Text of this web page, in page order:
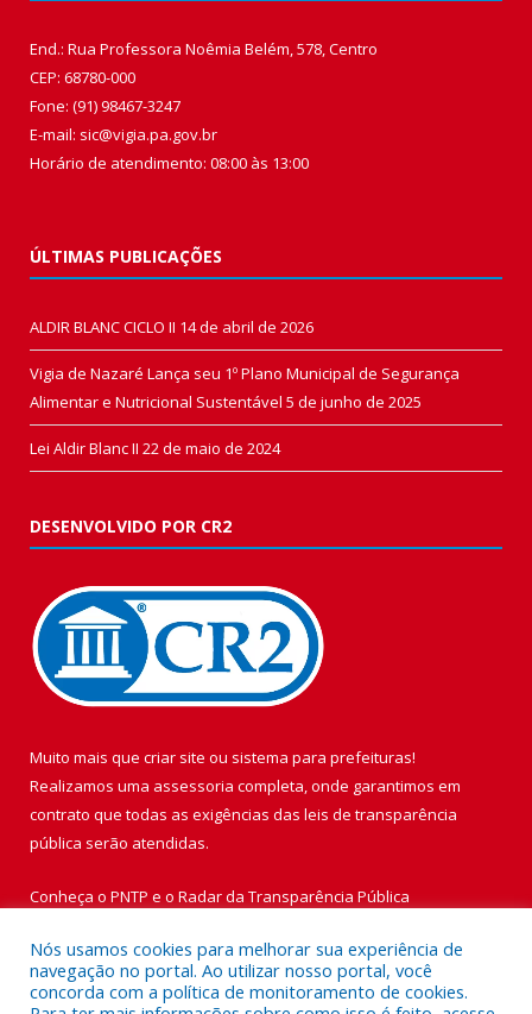
End.: Rua Professora Noêmia Belém, 578, Centro
CEP: 68780-000
Fone: (91) 98467-3247
E-mail: sic@vigia.pa.gov.br
Horário de atendimento: 08:00 às 13:00
ÚLTIMAS PUBLICAÇÕES
ALDIR BLANC CICLO II 14 de abril de 2026
Vigia de Nazaré Lança seu 1º Plano Municipal de Segurança
Alimentar e Nutricional Sustentável 5 de junho de 2025
Lei Aldir Blanc II 22 de maio de 2024
DESENVOLVIDO POR CR2
Muito mais que criar site ou sistema para prefeituras!
Realizamos uma assessoria completa, onde garantimos em
contrato que todas as exigências das leis de transparência
pública serão atendidas.
Conheça o PNTP e o Radar da Transparência Pública
Nós usamos cookies para melhorar sua experiência de
navegação no portal. Ao utilizar nosso portal, você
concorda com a política de monitoramento de cookies.